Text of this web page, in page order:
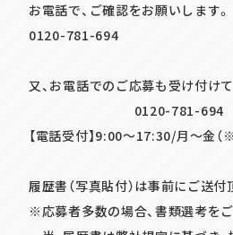
お電話で、ご確認をお願いします。
0120-781-694
又、お電話でのご応募も受け付け
0120-781-694
【電話受付】9:00～17:30/月～金（
履歴書（写真貼付）は事前にご送
※応募者多数の場合、書類選考を